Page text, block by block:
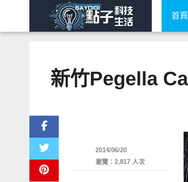
首頁
新竹Pegella
2014/06/20
瀏覽：2,817 人次